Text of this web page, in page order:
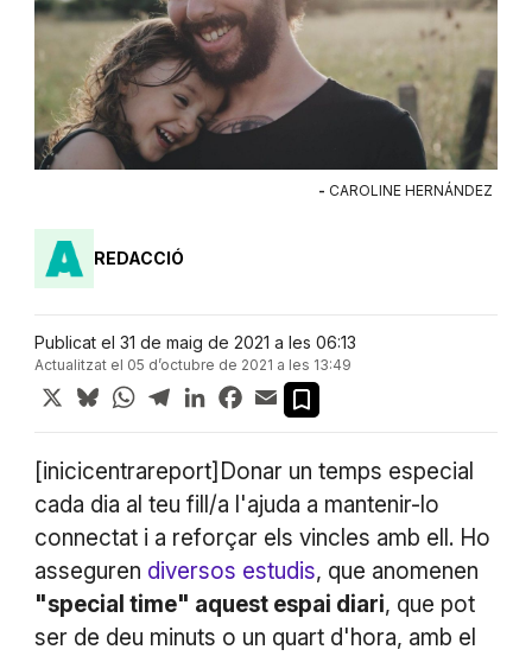
- CAROLINE HERNÁNDEZ
REDACCIÓ
Publicat el 31 de maig de 2021 a les 06:13
Actualitzat el 05 d’octubre de 2021 a les 13:49
X BlueskyWhatsApp
TelegramLinkedInFacebook
Email
[inicicentrareport]Donar un temps especial
cada dia al teu fill/a l'ajuda a mantenir-lo
connectat i a reforçar els vincles amb ell. Ho
asseguren diversos estudis, que anomenen
"special time" aquest espai diari, que pot
ser de deu minuts o un quart d'hora, amb el